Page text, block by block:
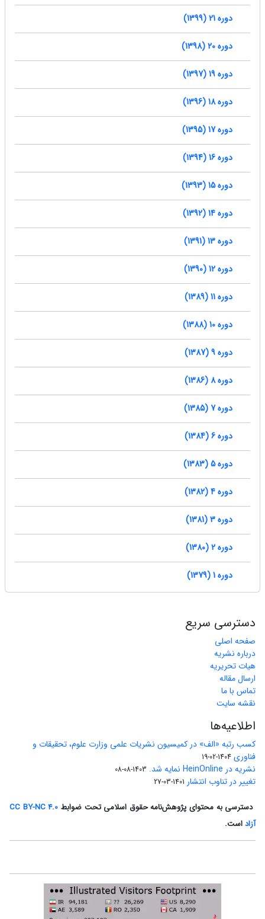
دوره 21 (1399)
دوره 20 (1398)
دوره 19 (1397)
دوره 18 (1396)
دوره 17 (1395)
دوره 16 (1394)
دوره 15 (1393)
دوره 14 (1392)
دوره 13 (1391)
دوره 12 (1390)
دوره 11 (1389)
دوره 10 (1388)
دوره 9 (1387)
دوره 8 (1386)
دوره 7 (1385)
دوره 6 (1384)
دوره 5 (1383)
دوره 4 (1382)
دوره 3 (1381)
دوره 2 (1380)
دوره 1 (1379)
دسترسی سریع
صفحه اصلی
درباره نشریه
هیات تحریریه
ارسال مقاله
تماس با ما
نقشه سایت
اطلاعیه‌ها
کسب رتبه «الف» در کمیسیون نشریات علمی وزارت علوم، تحقیقات و
فناوری 1404-02-19
نشریه در HeinOnline نمایه شد. 1403-08-08
تغییر در تناوب انتشار 1401-03-27
دسترسی به محتوای پژوهش‌نامه حقوق اسلامی تحت ضوابط CC BY-NC 4.0
آزاداست.